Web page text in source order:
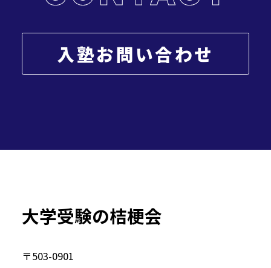
入塾お問い合わせ
大学受験の桔梗会
〒503-0901